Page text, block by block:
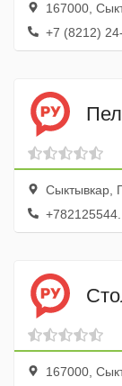
167000,
+7 (8212) 24-
Сыктывкар,
+782125544...
167000,